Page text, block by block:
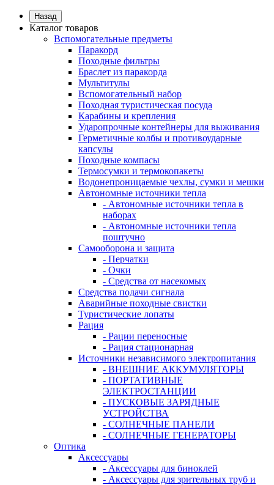
Назад
Каталог товаров
Вспомогательные предметы
Паракорд
Походные фильтры
Браслет из паракорда
Мультитулы
Вспомогательный набор
Походная туристическая посуда
Карабины и крепления
Ударопрочные контейнеры для выживания
Герметичные колбы и противоударные
капсулы
Походные компасы
Термосумки и термокопакеты
Водонепроницаемые чехлы, сумки и мешки
Автономные источники тепла
- Автономные источники тепла в
наборах
- Автономные источники тепла
поштучно
Самооборона и защита
- Перчатки
- Очки
- Средства от насекомых
Средства подачи сигнала
Аварийные походные свистки
Туристические лопаты
Рация
- Рации переносные
- Рация стационарная
Источники независимого электропитания
- ВНЕШНИЕ АККУМУЛЯТОРЫ
- ПОРТАТИВНЫЕ
ЭЛЕКТРОСТАНЦИИ
- ПУСКОВЫЕ ЗАРЯДНЫЕ
УСТРОЙСТВА
- СОЛНЕЧНЫЕ ПАНЕЛИ
- СОЛНЕЧНЫЕ ГЕНЕРАТОРЫ
Оптика
Аксессуары
- Аксессуары для биноклей
- Аксессуары для зрительных труб и